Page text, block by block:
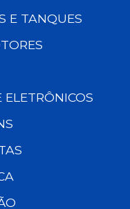
E TANQUES
ELETRÔNICOS